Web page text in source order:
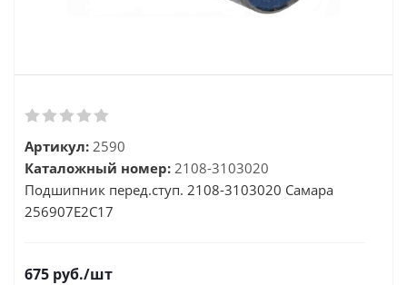
Артикул: 2590
Каталожный номер: 2108-3103020
Подшипник перед.ступ. 2108-3103020 Самара
256907Е2С17
675 руб./шт